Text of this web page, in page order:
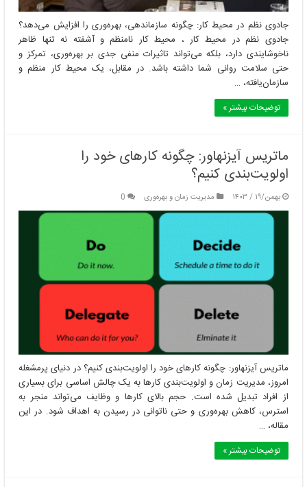
جادوی نظم در محیط کار: چگونه سازماندهی، بهره‌وری را افزایش می‌دهد؟
جادوی نظم در محیط کار ، محیط کار نامنظم و آشفته نه تنها ظاهر
ناخوشایندی دارد، بلکه می‌تواند تاثیرات منفی جدی بر بهره‌وری، تمرکز و
حتی سلامت روانی شما داشته باشد. در مقابل، یک محیط کار منظم و
سازمان‌یافته، …
توضیحات بیشتر »
ماتریس آیزنهاور: چگونه کارهای خود را
اولویت‌بندی کنیم؟
بهمن/۱۹ / ۱۴۰۳ مدیریت زمان و بهره‌وری 0
ماتریس آیزنهاور: چگونه کارهای خود را اولویت‌بندی کنیم؟ در دنیای پرمشغله
امروز، مدیریت زمان و اولویت‌بندی کارها به یک چالش اساسی برای بسیاری
از افراد تبدیل شده است. حجم بالای کارها و وظایف می‌تواند منجر به
استرس، کاهش بهره‌وری و حتی ناتوانی در رسیدن به اهداف شود. در این
مقاله، …
توضیحات بیشتر »